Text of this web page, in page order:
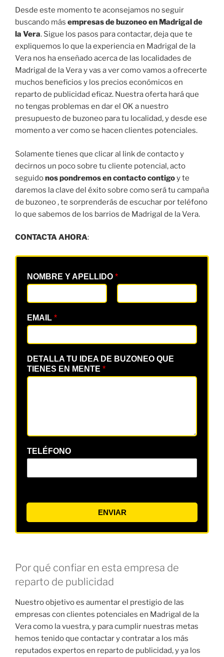
Desde este momento te aconsejamos no seguir
buscando más empresas de buzoneo en Madrigal de
la Vera. Sigue los pasos para contactar, deja que te
expliquemos lo que la experiencia en Madrigal de la
Vera nos ha enseñado acerca de las localidades de
Madrigal de la Vera y vas a ver como vamos a ofrecerte
muchos beneficios y los precios económicos en
reparto de publicidad eficaz. Nuestra oferta hará que
no tengas problemas en dar el OK a nuestro
presupuesto de buzoneo para tu localidad, y desde ese
momento a ver como se hacen clientes potenciales.
Solamente tienes que clicar al link de contacto y
decirnos un poco sobre tu cliente potencial, acto
seguidonos pondremos en contacto contigoy te
daremos la clave del éxito sobre como será tu campaña
de buzoneo , te sorprenderás de escuchar por teléfono
lo que sabemos de los barrios de Madrigal de la Vera.
CONTACTA AHORA:
NOMBRE Y APELLIDO *
EMAIL *
DETALLA TU IDEA DE BUZONEO QUE
TIENES EN MENTE *
TELÉFONO
ENVIAR
Por qué confiar en esta empresa de
reparto de publicidad
Nuestro objetivo es aumentar el prestigio de las
empresas con clientes potenciales en Madrigal de la
Vera como la vuestra, y para cumplir nuestras metas
hemos tenido que contactar y contratar a los más
reputados expertos en reparto de publicidad, y ya los